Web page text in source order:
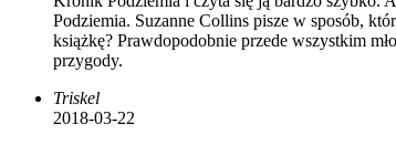
Podziemia. Suzanne Collins pisze w sposób,
książkę? Prawdopodobnie przede wszystkim
przygody.
Triskel
2018-03-22